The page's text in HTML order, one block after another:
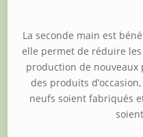
La seconde main est
elle permet de réduire
production de nouveaux
des produits
neufs soient fabriqués